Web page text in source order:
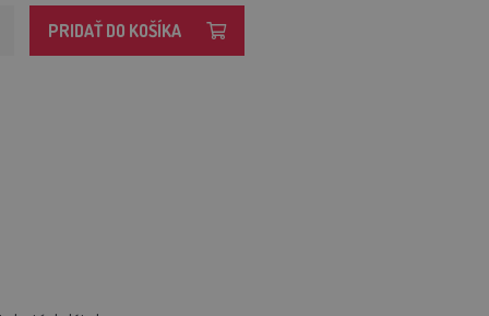
PRIDAŤ DO KOŠÍKA